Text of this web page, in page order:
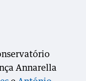
Annarella